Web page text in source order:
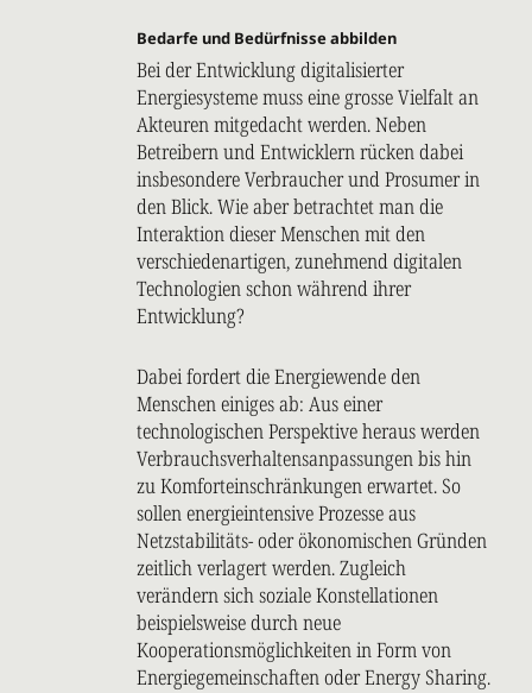
Bedarfe und Bedürfnisse abbilden
Bei der Entwicklung digitalisierter
Energiesysteme muss eine grosse Vielfalt an
Akteuren mitgedacht werden. Neben
Betreibern und Entwicklern rücken dabei
insbesondere Verbraucher und Prosumer in
den Blick. Wie aber betrachtet man die
Interaktion dieser Menschen mit den
verschiedenartigen, zunehmend digitalen
Technologien schon während ihrer
Entwicklung?
Dabei fordert die Energiewende den
Menschen einiges ab: Aus einer
technologischen Perspektive heraus werden
Verbrauchsverhaltensanpassungen bis hin
zu Komforteinschränkungen erwartet. So
sollen energieintensive Prozesse aus
Netzstabilitäts- oder ökonomischen Gründen
zeitlich verlagert werden. Zugleich
verändern sich soziale Konstellationen
beispielsweise durch neue
Kooperationsmöglichkeiten in Form von
Energiegemeinschaften oder Energy Sharing.